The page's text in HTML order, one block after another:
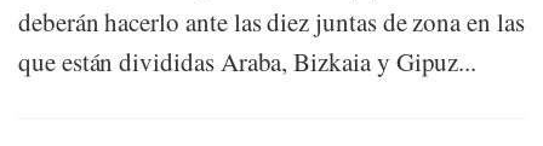
deberán hacerlo ante las diez juntas de zona en las
que están divididas Araba, Bizkaia y Gipuz...